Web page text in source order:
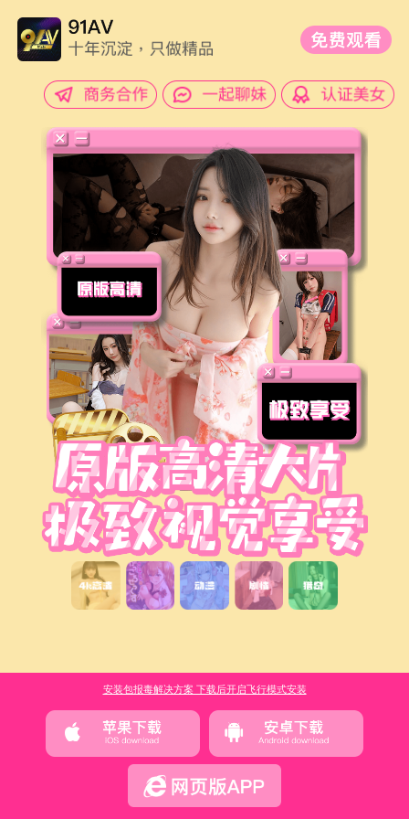
安装包报毒解决方案 下载后开启飞行模式安装